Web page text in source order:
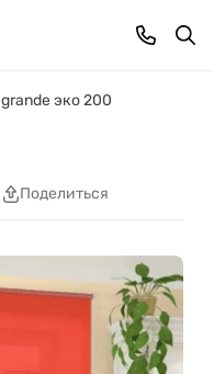
grande эко 200
Поделиться